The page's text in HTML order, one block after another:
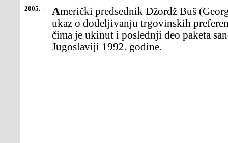
2005. - Američki predsednik Džordž Buš (George W. Bush) potpisao je
ukaz o dodeljivanju trgovinskih
čima je ukinut i poslednji deo paketa
Jugoslaviji 1992. godine.